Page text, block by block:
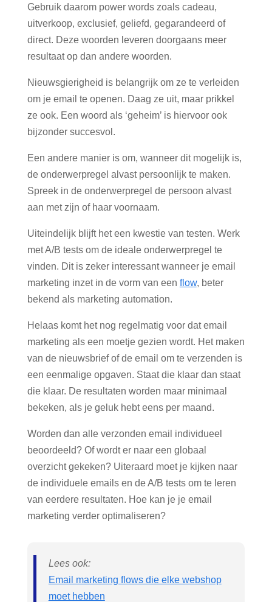
Gebruik daarom power words zoals cadeau,
uitverkoop, exclusief, geliefd, gegarandeerd of
direct. Deze woorden leveren doorgaans meer
resultaat op dan andere woorden.
Nieuwsgierigheid is belangrijk om ze te verleiden
om je email te openen. Daag ze uit, maar prikkel
ze ook. Een woord als ‘geheim’ is hiervoor ook
bijzonder succesvol.
Een andere manier is om, wanneer dit mogelijk is,
de onderwerpregel alvast persoonlijk te maken.
Spreek in de onderwerpregel de persoon alvast
aan met zijn of haar voornaam.
Uiteindelijk blijft het een kwestie van testen. Werk
met A/B tests om de ideale onderwerpregel te
vinden. Dit is zeker interessant wanneer je email
marketing inzet in de vorm van een flow, beter
bekend als marketing automation.
Helaas komt het nog regelmatig voor dat email
marketing als een moetje gezien wordt. Het maken
van de nieuwsbrief of de email om te verzenden is
een eenmalige opgaven. Staat die klaar dan staat
die klaar. De resultaten worden maar minimaal
bekeken, als je geluk hebt eens per maand.
Worden dan alle verzonden email individueel
beoordeeld? Of wordt er naar een globaal
overzicht gekeken? Uiteraard moet je kijken naar
de individuele emails en de A/B tests om te leren
van eerdere resultaten. Hoe kan je je email
marketing verder optimaliseren?
Lees ook:
Email marketing flows die elke webshop
moet hebben